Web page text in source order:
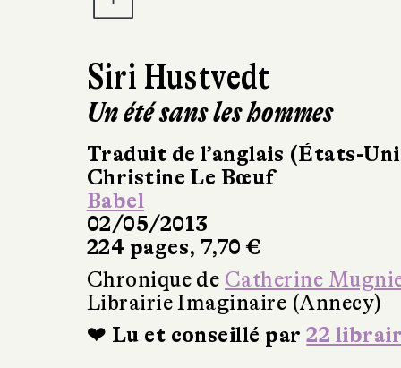
Siri Hustvedt
Un été sans les hommes
Traduit de l’anglais (États-
Christine Le Bœuf
Babel
02/05/2013
224 pages, 7,70 €
Chronique de Catherine
Librairie Imaginaire (Annecy)
❤ Lu et conseillé par22